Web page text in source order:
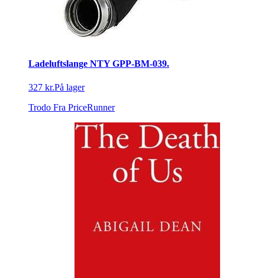
Ladeluftslange NTY GPP-BM-039.
327 kr.På lager
Trodo Fra PriceRunner